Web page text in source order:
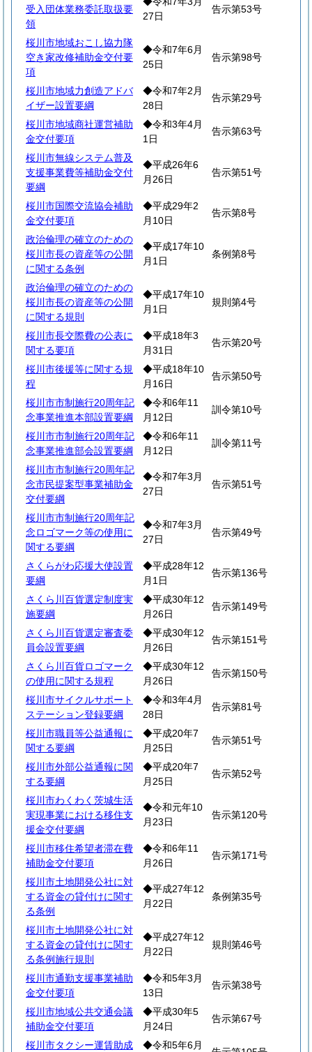
受入団体業務委託取扱要
領
27日
告示第53号
桜川市地域おこし協力隊
空き家改修補助金交付要
項
◆令和7年6月
25日
告示第98号
桜川市地域力創造アドバ
イザー設置要綱
◆令和7年2月
28日
告示第29号
桜川市地域商社運営補助
金交付要項
◆令和3年4月
1日
告示第63号
桜川市無線システム普及
支援事業費等補助金交付
要綱
◆平成26年6
月26日
告示第51号
桜川市国際交流協会補助
金交付要項
◆平成29年2
月10日
告示第8号
政治倫理の確立のための
桜川市長の資産等の公開
に関する条例
◆平成17年10
月1日
条例第8号
政治倫理の確立のための
桜川市長の資産等の公開
に関する規則
◆平成17年10
月1日
規則第4号
桜川市長交際費の公表に
関する要項
◆平成18年3
月31日
告示第20号
桜川市後援等に関する規
程
◆平成18年10
月16日
告示第50号
桜川市市制施行20周年記
念事業推進本部設置要綱
◆令和6年11
月12日
訓令第10号
桜川市市制施行20周年記
念事業推進部会設置要綱
◆令和6年11
月12日
訓令第11号
桜川市市制施行20周年記
念市民提案型事業補助金
交付要綱
◆令和7年3月
27日
告示第51号
桜川市市制施行20周年記
念ロゴマーク等の使用に
関する要綱
◆令和7年3月
27日
告示第49号
さくらがわ応援大使設置
要綱
◆平成28年12
月1日
告示第136号
さくら川百貨選定制度実
施要綱
◆平成30年12
月26日
告示第149号
さくら川百貨選定審査委
員会設置要綱
◆平成30年12
月26日
告示第151号
さくら川百貨ロゴマーク
の使用に関する規程
◆平成30年12
月26日
告示第150号
桜川市サイクルサポート
ステーション登録要綱
◆令和3年4月
28日
告示第81号
桜川市職員等公益通報に
関する要綱
◆平成20年7
月25日
告示第51号
桜川市外部公益通報に関
する要綱
◆平成20年7
月25日
告示第52号
桜川市わくわく茨城生活
実現事業における移住支
援金交付要綱
◆令和元年10
月23日
告示第120号
桜川市移住希望者滞在費
補助金交付要項
◆令和6年11
月26日
告示第171号
桜川市土地開発公社に対
する資金の貸付けに関す
る条例
◆平成27年12
月22日
条例第35号
桜川市土地開発公社に対
する資金の貸付けに関す
る条例施行規則
◆平成27年12
月22日
規則第46号
桜川市通勤支援事業補助
金交付要項
◆令和5年3月
13日
告示第38号
桜川市地域公共交通会議
補助金交付要項
◆平成30年5
月24日
告示第67号
桜川市タクシー運賃助成 ◆令和5年6月